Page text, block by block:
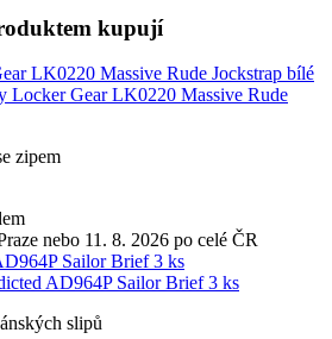
kupují
Locker Gear LK0220 Massive Rude
zipem
nebo 11. 8. 2026 po celé ČR
AD964P Sailor Brief 3 ks
slipů